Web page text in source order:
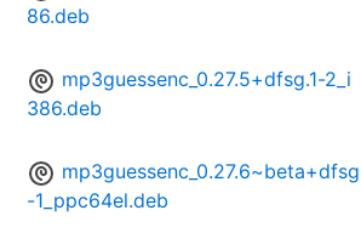
86.deb
mp3guessenc_0.27.5+dfsg.1-2_i
386.deb
mp3guessenc_0.27.6~beta+dfsg
-1_ppc64el.deb